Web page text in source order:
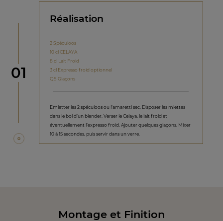
étape
01
Réalisation
2 Spéculoos
10 cl CELAYA
8 cl Lait Froid
3 cl Expresso froid optionnel
QS Glaçons
Émietter les 2 spéculoos ou l’amaretti sec. Disposer les miettes
dans le bol d’un blender. Verser le Celaya, le lait froid et
éventuellement l’expresso froid. Ajouter quelques glaçons. Mixer
10 à 15 secondes, puis servir dans un verre.
Montage et Finition